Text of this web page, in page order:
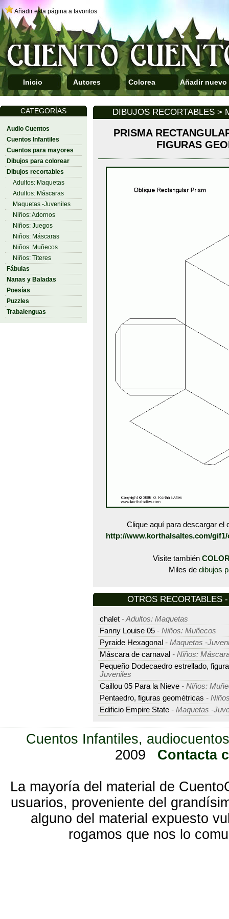
Añadir esta página a favoritos
Inicio Autores Colorea Añadir nuevo
CATEGORÍAS
Audio Cuentos
Cuentos Infantiles
Cuentos para mayores
Dibujos para colorear
Dibujos recortables
Adultos: Maquetas
Adultos: Máscaras
Maquetas -Juveniles
Niños: Adornos
Niños: Juegos
Niños: Máscaras
Niños: Muñecos
Niños: Títeres
Fábulas
Nanas y Baladas
Poesías
Puzzles
Trabalenguas
DIBUJOS RECORTABLES >
PRISMA
FIGURAS
Clique aquí para descargar el
http://www.korthalsaltes.com/
Visite también
Miles de dibujos
OTROS RECORTABLES
chalet - Adultos: Maquetas
Fanny Louise 05 - Niños: Muñecos
Pyraide Hexagonal - Maquetas -
Máscara de carnaval - Niños:
Pequeño Dodecaedro estrellado,
Juveniles
Caillou 05 Para la Nieve - Niños:
Pentaedro, figuras geométricas -
Edificio Empire State - Maquetas -
Cuentos Infantiles,
2009
Contacta
La mayoría del material de
usuarios, proveniente del
alguno del material expuesto
rogamos que nos lo